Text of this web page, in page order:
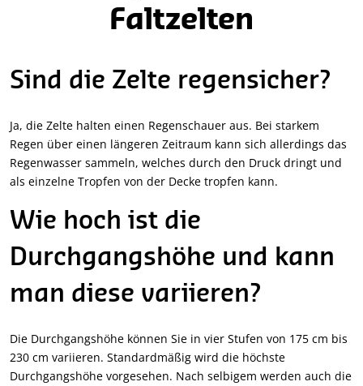
Faltzelten
Sind die Zelte regensicher?
Ja, die Zelte halten einen Regenschauer aus. Bei starkem
Regen über einen längeren Zeitraum kann sich allerdings das
Regenwasser sammeln, welches durch den Druck dringt und
als einzelne Tropfen von der Decke tropfen kann.
Wie hoch ist die
Durchgangshöhe und kann
man diese variieren?
Die Durchgangshöhe können Sie in vier Stufen von 175 cm bis
230 cm variieren. Standardmäßig wird die höchste
Durchgangshöhe vorgesehen. Nach selbigem werden auch die